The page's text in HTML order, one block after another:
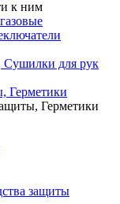
к ним
Сушилки для рук
Герметики
Герметики
защиты